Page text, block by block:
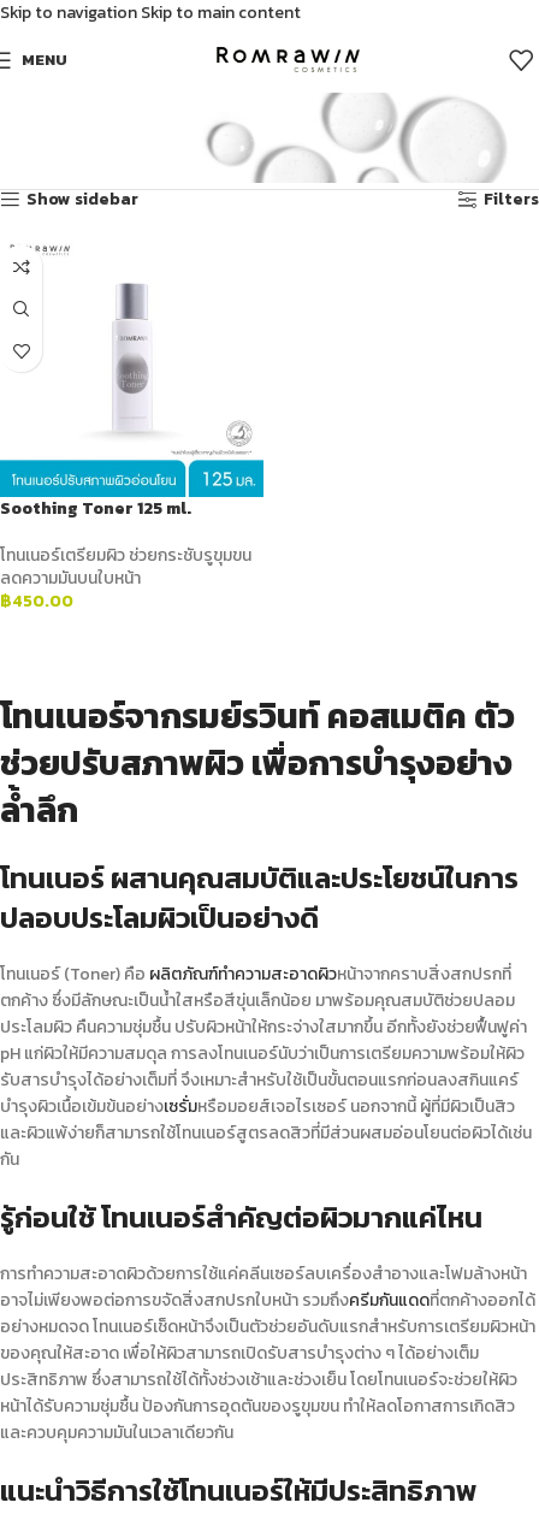
Skip to navigationSkip to main content
MENU
Show sidebar
Filters
Soothing Toner 125 ml.
โทนเนอร์เตรียมผิว ช่วยกระชับรูขุมขน
ลดความมันบนใบหน้า
฿450.00
โทนเนอร์จากรมย์รวินท์ คอสเมติค ตัว
ช่วยปรับสภาพผิว เพื่อการบำรุงอย่าง
ล้ำลึก
โทนเนอร์ ผสานคุณสมบัติและประโยชน์ในการ
ปลอบประโลมผิวเป็นอย่างดี
โทนเนอร์(Toner) คือ ผลิตภัณฑ์ทำความสะอาดผิวหน้าจากคราบสิ่งสกปรกที่
ตกค้าง ซึ่งมีลักษณะเป็นน้ำใสหรือสีขุ่นเล็กน้อย มาพร้อมคุณสมบัติช่วยปลอม
ประโลมผิว คืนความชุ่มชื้น ปรับผิวหน้าให้กระจ่างใสมากขึ้น อีกทั้งยังช่วยฟื้นฟูค่า
pH แก่ผิวให้มีความสมดุล การลงโทนเนอร์นับว่าเป็นการเตรียมความพร้อมให้ผิว
รับสารบำรุงได้อย่างเต็มที่ จึงเหมาะสำหรับใช้เป็นขั้นตอนแรกก่อนลงสกินแคร์
บำรุงผิวเนื้อเข้มข้นอย่างเซรั่มหรือมอยส์เจอไรเซอร์ นอกจากนี้ ผู้ที่มีผิวเป็นสิว
และผิวแพ้ง่ายก็สามารถใช้โทนเนอร์สูตรลดสิวที่มีส่วนผสมอ่อนโยนต่อผิวได้เช่น
กัน
รู้ก่อนใช้ โทนเนอร์สำคัญต่อผิวมากแค่ไหน
การทำความสะอาดผิวด้วยการใช้แค่คลีนเซอร์ลบเครื่องสำอางและโฟมล้างหน้า
อาจไม่เพียงพอต่อการขจัดสิ่งสกปรกใบหน้า รวมถึงครีมกันแดดที่ตกค้างออกได้
อย่างหมดจดโทนเนอร์เช็ดหน้าจึงเป็นตัวช่วยอันดับแรกสำหรับการเตรียมผิวหน้า
ของคุณให้สะอาด เพื่อให้ผิวสามารถเปิดรับสารบำรุงต่าง ๆ ได้อย่างเต็ม
ประสิทธิภาพ ซึ่งสามารถใช้ได้ทั้งช่วงเช้าและช่วงเย็น โดยโทนเนอร์จะช่วยให้ผิว
หน้าได้รับความชุ่มชื้น ป้องกันการอุดตันของรูขุมขน ทำให้ลดโอกาสการเกิดสิว
และควบคุมความมันในเวลาเดียวกัน
แนะนำวิธีการใช้โทนเนอร์ให้มีประสิทธิภาพ